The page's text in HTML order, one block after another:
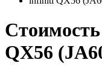
QX56